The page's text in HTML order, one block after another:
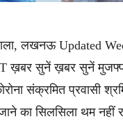
लखनऊ Updated
ख़बर सुनें ख़बर सुनें
संक्रमित प्रवासी
जाने का सिलसिला थम नहीं